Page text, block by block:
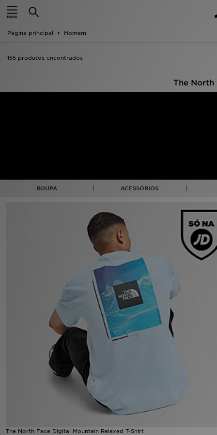
Página principal Homem
155 produtos encontrados
The North
ROUPA ACESSÓRIOS
The North Face Digital Mountain Relaxed T-Shirt
INÍCIO
Promoções
NOVIDADES
LOCALIZADOR DE LOJAS
SUBSCREVE
ESTADO DO TEU PEDIDO
ATENÇÃO AO CLIENTE
FAZ DOWNLOAD DA APP